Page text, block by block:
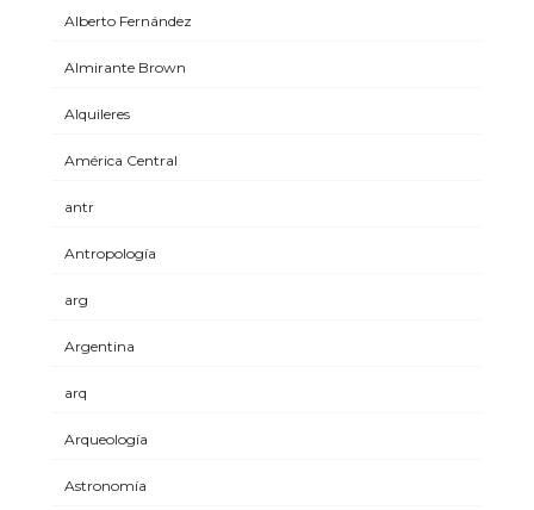
Alberto Fernández
Almirante Brown
Alquileres
América Central
antr
Antropología
arg
Argentina
arq
Arqueología
Astronomía